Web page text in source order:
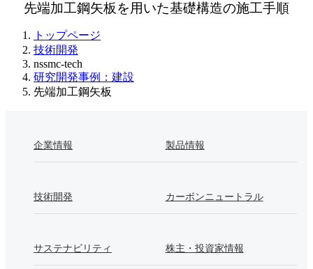
先端加工鋼矢板を用いた基礎構造の施工手順
トップページ
技術開発
nssmc-tech
研究開発事例：建設
先端加工鋼矢板
企業情報 製品情報
技術開発 カーボンニュートラル
サステナビリティ 株主・投資家情報